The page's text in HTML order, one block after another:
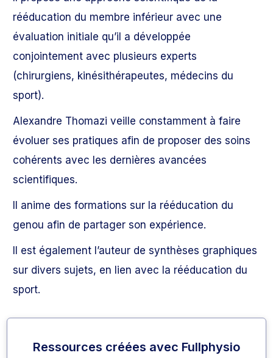
rééducation du membre inférieur avec une
évaluation initiale qu’il a développée
conjointement avec plusieurs experts
(chirurgiens, kinésithérapeutes, médecins du
sport).
Alexandre Thomazi veille constamment à faire
évoluer ses pratiques afin de proposer des soins
cohérents avec les dernières avancées
scientifiques.
Il anime des formations sur la rééducation du
genou afin de partager son expérience.
Il est également l’auteur de synthèses graphiques
sur divers sujets, en lien avec la rééducation du
sport.
Ressources créées avec Fullphysio